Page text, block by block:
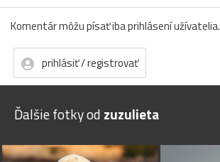
Komentár môžu písať iba prihlásení užívatelia.
prihlásiť / registrovať
Ďalšie fotky od zuzulieta